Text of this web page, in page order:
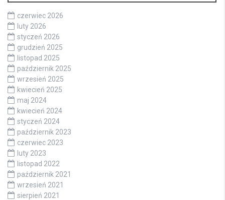
czerwiec 2026
luty 2026
styczeń 2026
grudzień 2025
listopad 2025
październik 2025
wrzesień 2025
kwiecień 2025
maj 2024
kwiecień 2024
styczeń 2024
październik 2023
czerwiec 2023
luty 2023
listopad 2022
październik 2021
wrzesień 2021
sierpień 2021